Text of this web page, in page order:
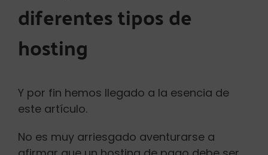
diferentes tipos de
hosting
Y por fin hemos llegado a la esencia de
este artículo.
No es muy arriesgado aventurarse a